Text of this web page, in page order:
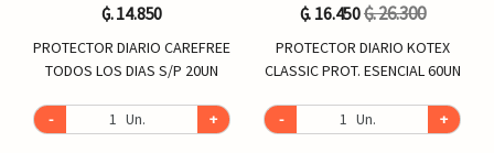
₲. 14.850
PROTECTOR DIARIO CAREFREE
TODOS LOS DIAS S/P 20UN
- Un. +
₲. 16.450₲. 26.300
PROTECTOR DIARIO KOTEX
CLASSIC PROT. ESENCIAL 60UN
- Un. +